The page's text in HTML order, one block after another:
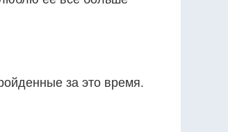
за это время.